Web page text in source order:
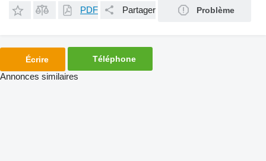
PDF Partager Problème
Écrire Téléphone
Annonces similaires